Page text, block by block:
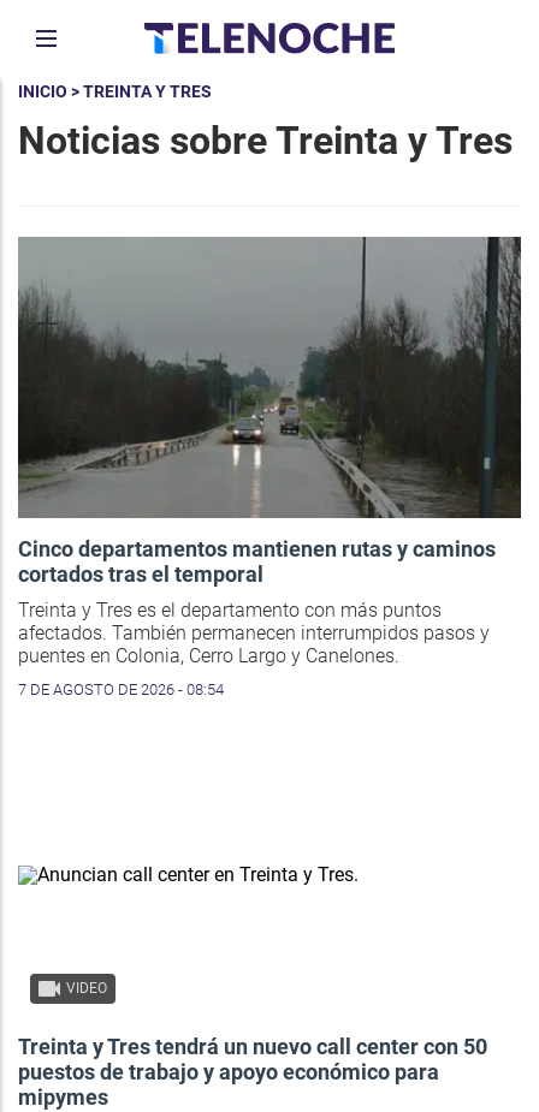
INICIO > TREINTA Y TRES
Noticias sobre Treinta y Tres
Cinco departamentos mantienen rutas y caminos
cortados tras el temporal
Treinta y Tres es el departamento con más puntos
afectados. También permanecen interrumpidos pasos y
puentes en Colonia, Cerro Largo y Canelones.
7 DE AGOSTO DE 2026 - 08:54
VIDEO
Treinta y Tres tendrá un nuevo call center con 50
puestos de trabajo y apoyo económico para
mipymes